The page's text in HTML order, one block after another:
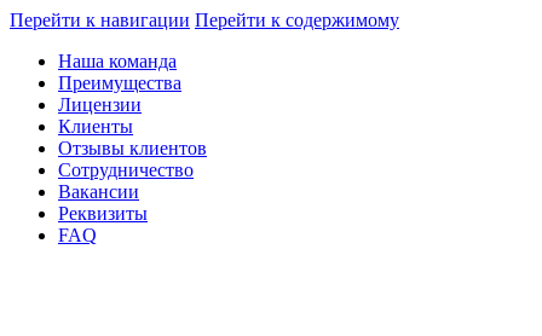
Перейти к навигации Перейти к содержимому
Наша команда
Преимущества
Лицензии
Клиенты
Отзывы клиентов
Сотрудничество
Вакансии
Реквизиты
FAQ